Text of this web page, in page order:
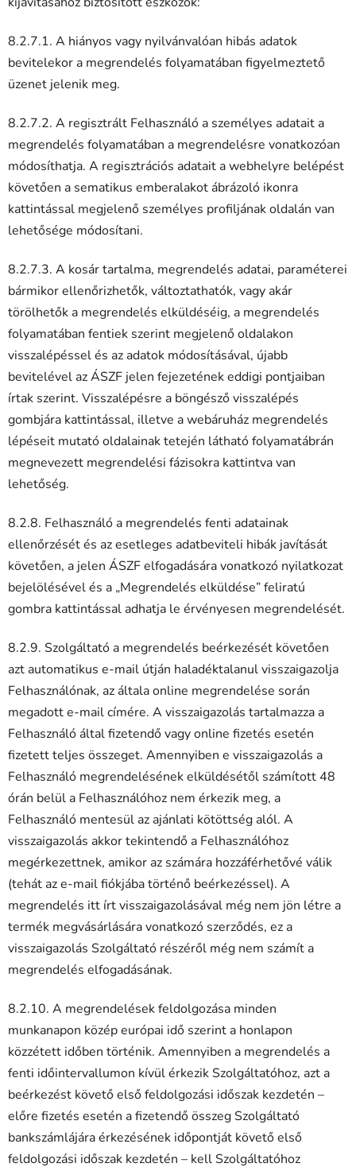
8.2.7.1. A hiányos vagy nyilvánvalóan hibás adatok
bevitelekor a megrendelés folyamatában figyelmeztető
üzenet jelenik meg.
8.2.7.2. A regisztrált Felhasználó a személyes adatait a
megrendelés folyamatában a megrendelésre vonatkozóan
módosíthatja. A regisztrációs adatait a webhelyre belépést
követően a sematikus emberalakot ábrázoló ikonra
kattintással megjelenő személyes profiljának oldalán van
lehetősége módosítani.
8.2.7.3. A kosár tartalma, megrendelés adatai, paraméterei
bármikor ellenőrizhetők, változtathatók, vagy akár
törölhetők a megrendelés elküldéséig, a megrendelés
folyamatában fentiek szerint megjelenő oldalakon
visszalépéssel és az adatok módosításával, újabb
bevitelével az ÁSZF jelen fejezetének eddigi pontjaiban
írtak szerint. Visszalépésre a böngésző visszalépés
gombjára kattintással, illetve a webáruház megrendelés
lépéseit mutató oldalainak tetején látható folyamatábrán
megnevezett megrendelési fázisokra kattintva van
lehetőség.
8.2.8. Felhasználó a megrendelés fenti adatainak
ellenőrzését és az esetleges adatbeviteli hibák javítását
követően, a jelen ÁSZF elfogadására vonatkozó nyilatkozat
bejelölésével és a „Megrendelés elküldése” feliratú
gombra kattintással adhatja le érvényesen megrendelését.
8.2.9. Szolgáltató a megrendelés beérkezését követően
azt automatikus e-mail útján haladéktalanul visszaigazolja
Felhasználónak, az általa online megrendelése során
megadott e-mail címére. A visszaigazolás tartalmazza a
Felhasználó által fizetendő vagy online fizetés esetén
fizetett teljes összeget. Amennyiben e visszaigazolás a
Felhasználó megrendelésének elküldésétől számított 48
órán belül a Felhasználóhoz nem érkezik meg, a
Felhasználó mentesül az ajánlati kötöttség alól. A
visszaigazolás akkor tekintendő a Felhasználóhoz
megérkezettnek, amikor az számára hozzáférhetővé válik
(tehát az e-mail fiókjába történő beérkezéssel). A
megrendelés itt írt visszaigazolásával még nem jön létre a
termék megvásárlására vonatkozó szerződés, ez a
visszaigazolás Szolgáltató részéről még nem számít a
megrendelés elfogadásának.
8.2.10. A megrendelések feldolgozása minden
munkanapon közép európai idő szerint a honlapon
közzétett időben történik. Amennyiben a megrendelés a
fenti időintervallumon kívül érkezik Szolgáltatóhoz, azt a
beérkezést követő első feldolgozási időszak kezdetén –
előre fizetés esetén a fizetendő összeg Szolgáltató
bankszámlájára érkezésének időpontját követő első
feldolgozási időszak kezdetén – kell Szolgáltatóhoz